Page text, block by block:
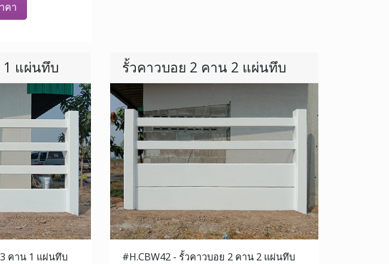
คา
1 แผ่นทึบ
คาน 1 แผ่นทึบ
รั้วคาวบอย 2 คาน 2 แผ่นทึบ
#H.CBW42 - รั้วคาวบอย 2 คาน 2 แผ่นทึบ